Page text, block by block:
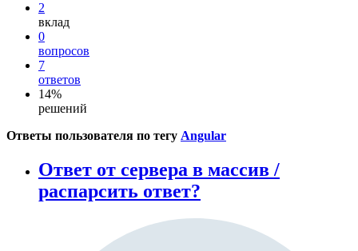
2
вклад
0
вопросов
7
ответов
14%
решений
Ответы пользователя по тегу Angular
Ответ от сервера в массив /
распарсить ответ?